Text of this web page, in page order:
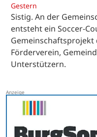
Gestern
Sistig. An der
entsteht ein Soccer-
Gemeinschaftsprojekt
Förderverein,
Unterstützern.